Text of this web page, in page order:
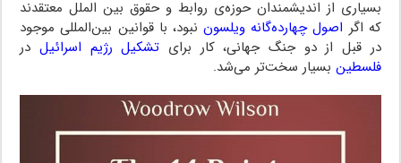
بسیاری از اندیشمندان حوزه‌ی روابط و حقوق بین الملل معتقدند
که اگر اصول چهارده‌گانه ویلسوننبود، با قوانین بین‌المللی موجود
در قبل از دو جنگ جهانی، کار برای تشکیل رژیم اسرائیل در
فلسطین بسیار سخت‌تر می‌شد.